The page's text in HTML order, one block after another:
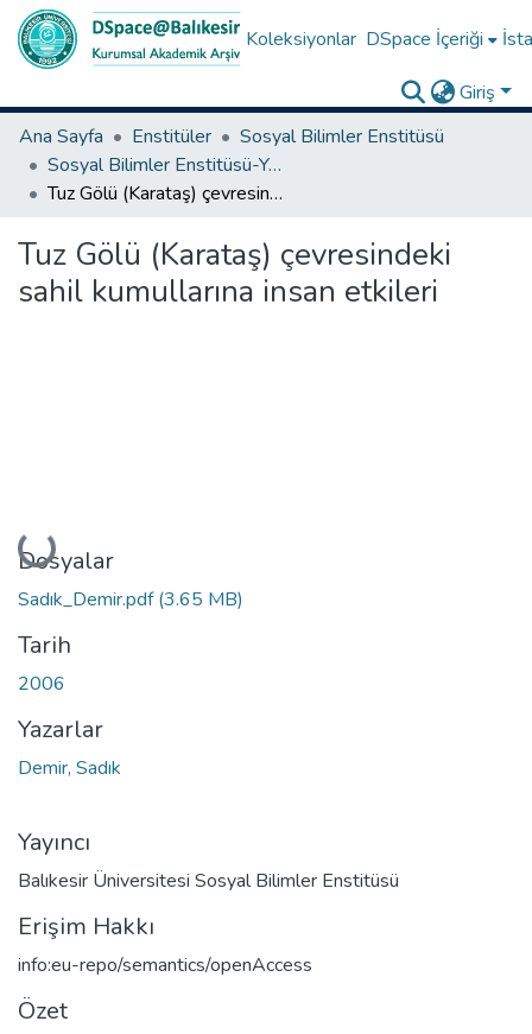
Koleksiyonlar DSpace İçeriği
Giriş
Ana Sayfa
Enstitüler
Sosyal Bilimler Enstitüsü
Sosyal Bilimler Enstitüsü-Yüksek Lisans Tezleri
Tuz Gölü (Karataş) çevresindeki sahil kumullarına insan etkileri
Tuz Gölü (Karataş) çevresindeki
sahil kumullarına insan etkileri
Yükleniyor...
Dosyalar
Sadık_Demir.pdf(3.65 MB)
Tarih
2006
Yazarlar
Demir, Sadık
Yayıncı
Balıkesir Üniversitesi Sosyal Bilimler Enstitüsü
Erişim Hakkı
info:eu-repo/semantics/openAccess
Özet